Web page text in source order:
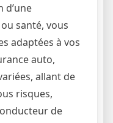
d’une
santé, vous
adaptées à vos
auto,
allant de
risques,
de